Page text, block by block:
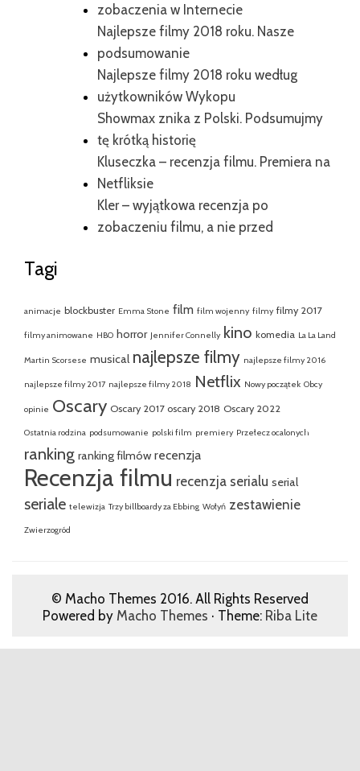
zobaczenia w Internecie
Najlepsze filmy 2018 roku. Nasze
podsumowanie
Najlepsze filmy 2018 roku według
użytkowników Wykopu
Showmax znika z Polski. Podsumujmy
tę krótką historię
Kluseczka – recenzja filmu. Premiera na
Netfliksie
Kler – wyjątkowa recenzja po
zobaczeniu filmu, a nie przed
Tagi
animacje blockbuster Emma Stone film film wojenny filmy filmy 2017
filmy animowane HBO horror Jennifer Connelly kino komedia La La Land
Martin Scorsese musical najlepsze filmy najlepsze filmy 2016
najlepsze filmy 2017 najlepsze filmy 2018 Netflix Nowy początek Obcy
opinie Oscary Oscary 2017 oscary 2018 Oscary 2022
Ostatnia rodzina podsumowanie polski film premiery Przełecz ocalonych
ranking ranking filmów recenzja
Recenzja filmu recenzja serialu serial
seriale telewizja Trzy billboardy za Ebbing Wołyń zestawienie
Zwierzogród
© Macho Themes 2016. All Rights Reserved
Powered by Macho Themes · Theme: Riba Lite